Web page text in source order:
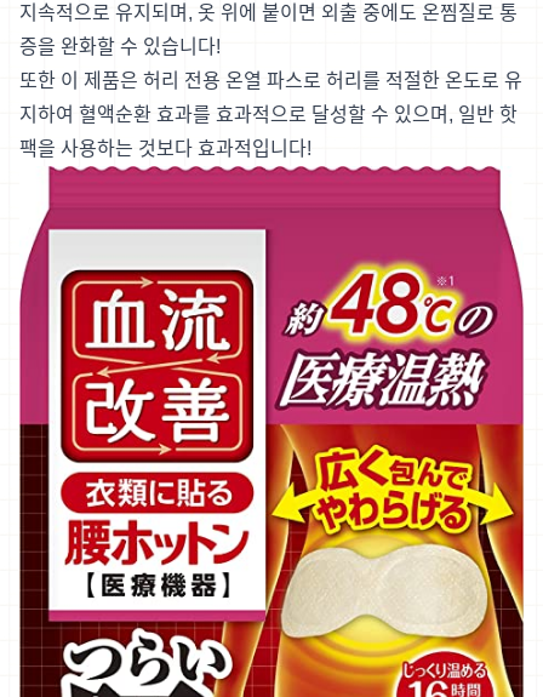
지속적으로 유지되며, 옷 위에 붙이면 외출 중에도 온찜질로 통
증을 완화할 수 있습니다!
또한 이 제품은 허리 전용 온열 파스로 허리를 적절한 온도로 유
지하여 혈액순환 효과를 효과적으로 달성할 수 있으며, 일반 핫
팩을 사용하는 것보다 효과적입니다!